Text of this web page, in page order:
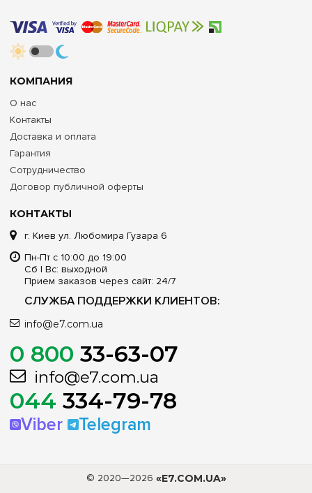
КОНТАКТЫ
г. Киев ул. Любомира Гузара 6
Пн-Пт с 10:00 до 19:00
Сб | Вс: выходной
Прием заказов через сайт: 24/7
СЛУЖБА ПОДДЕРЖКИ КЛИЕНТОВ:
info@e7.com.ua
0 800 33-63-07
info@e7.com.ua
044 334-79-78
Viber Telegram
КОМПАНИЯ
О нас
Контакты
Доставка и оплата
Гарантия
Сотрудничество
Договор публичной оферты
© 2020—2026 «E7.COM.UA»